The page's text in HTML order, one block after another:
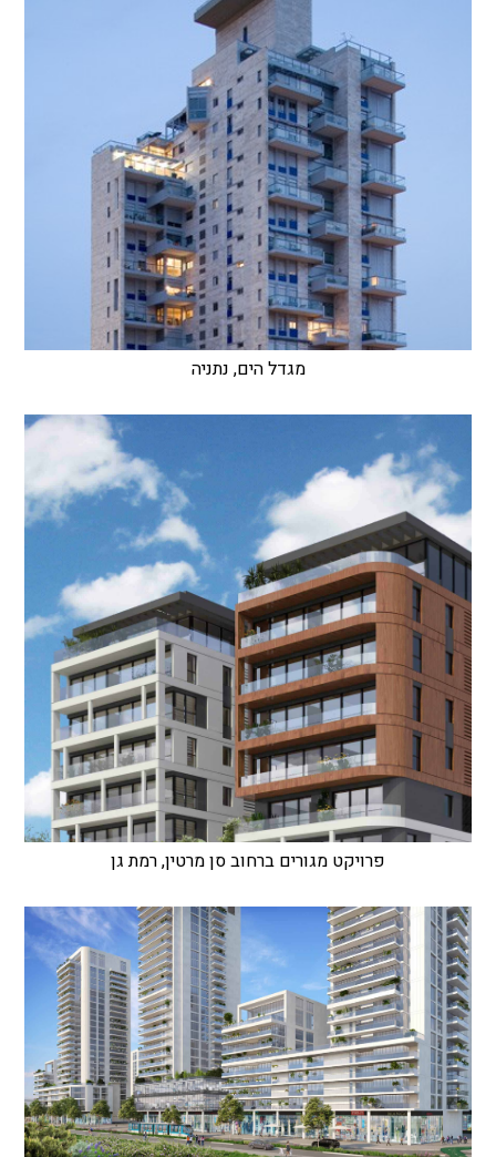
מגדל הים, נתניה
פרויקט מגורים ברחוב סן מרטין, רמת גן